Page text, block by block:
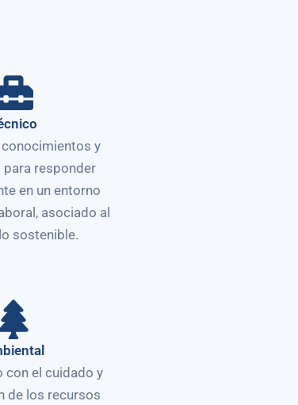
y
para responder
en un entorno
asociado al
sostenible.
con el cuidado y
de los recursos